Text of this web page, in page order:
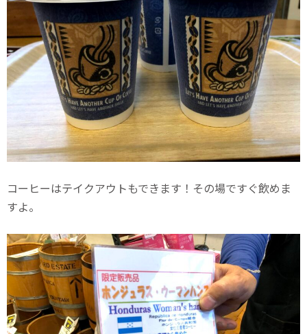
コーヒーはテイクアウトもできます！その場ですぐ飲めま
すよ。